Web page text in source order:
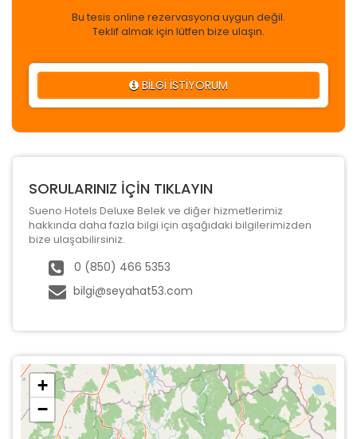
Bu tesis online rezervasyona uygun değil.
Teklif almak için lütfen bize ulaşın.
BİLGİ İSTİYORUM
SORULARINIZ İÇİN TIKLAYIN
Sueno Hotels Deluxe Belek ve diğer hizmetlerimiz
hakkında daha fazla bilgi için aşağıdaki bilgilerimizden
bize ulaşabilirsiniz.
0 (850) 466 5353
bilgi@seyahat53.com
+
−